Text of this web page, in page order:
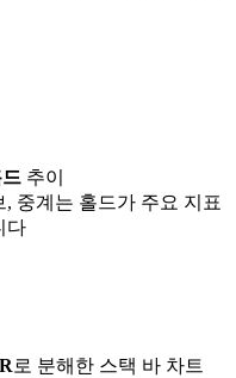
추이
중계는 홀드가 주요 지표
다
로 분해한 스택 바 차트